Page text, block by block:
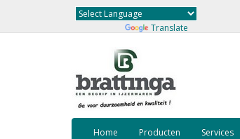
Translate
Home Producten Services